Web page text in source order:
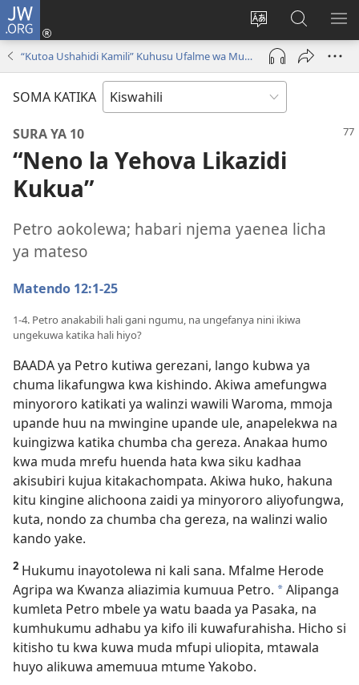
JW.ORG
Badili
lugha
ya
tovuti
Ingia
(opens
window)
Tafuta
Katika
JW.ORG
“Kutoa Ushahidi Kamili” Kuhusu Ufalme wa Mungu
SOMA KATIKA
SURA YA 10
“Neno la Yehova Likazidi
Kukua”
Petro aokolewa; habari njema yaenea licha
ya mateso
Matendo 12:1-25
1-4. Petro anakabili hali gani ngumu, na ungefanya nini ikiwa
ungekuwa katika hali hiyo?
BAADA ya Petro kutiwa gerezani, lango kubwa ya
chuma likafungwa kwa kishindo. Akiwa amefungwa
minyororo katikati ya walinzi wawili Waroma, mmoja
upande huu na mwingine upande ule, anapelekwa na
kuingizwa katika chumba cha gereza. Anakaa humo
kwa muda mrefu huenda hata kwa siku kadhaa
akisubiri kujua kitakachompata. Akiwa huko, hakuna
kitu kingine alichoona zaidi ya minyororo aliyofungwa,
kuta, nondo za chumba cha gereza, na walinzi walio
kando yake.
2 Hukumu inayotolewa ni kali sana. Mfalme Herode
Agripa wa Kwanza aliazimia kumuua Petro. aAlipanga
kumleta Petro mbele ya watu baada ya Pasaka, na
kumhukumu adhabu ya kifo ili kuwafurahisha. Hicho si
kitisho tu kwa kuwa muda mfupi uliopita, mtawala
huyo alikuwa amemuua mtume Yakobo.